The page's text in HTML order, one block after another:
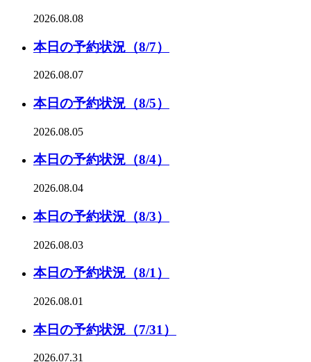
2026.08.08
本日の予約状況（8/7）
2026.08.07
本日の予約状況（8/5）
2026.08.05
本日の予約状況（8/4）
2026.08.04
本日の予約状況（8/3）
2026.08.03
本日の予約状況（8/1）
2026.08.01
本日の予約状況（7/31）
2026.07.31